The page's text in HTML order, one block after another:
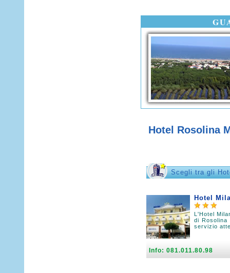
Hotel Rosolina
Scegli tra gli
Hotel
L'Hotel
di
servizio
Info: 081.011.80.98